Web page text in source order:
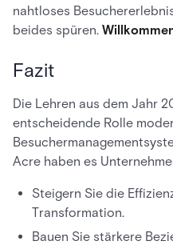
nahtloses
beides spüren.
Fazit
Die Lehren aus dem Jahr
entscheidende Rolle
Acre haben es
Steigern Sie die
Transformation.
Bauen Sie stärkere